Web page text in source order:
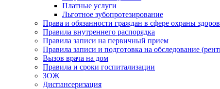
Платные услуги
Льготное зубопротезирование
Права и обязанности граждан в сфере охраны
Правила внутреннего распорядка
Правила записи на первичный прием
Правила записи и подготовка на обследование
Вызов врача на дом
Правила и сроки госпитализации
ЗОЖ
Диспансеризация